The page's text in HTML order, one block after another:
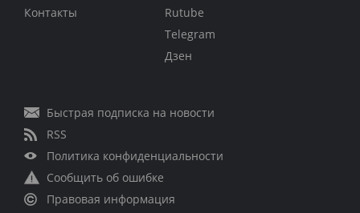
Контакты
Rutube
Telegram
Дзен
Быстрая подписка на новости
RSS
Политика конфиденциальности
Сообщить об ошибке
Правовая информация